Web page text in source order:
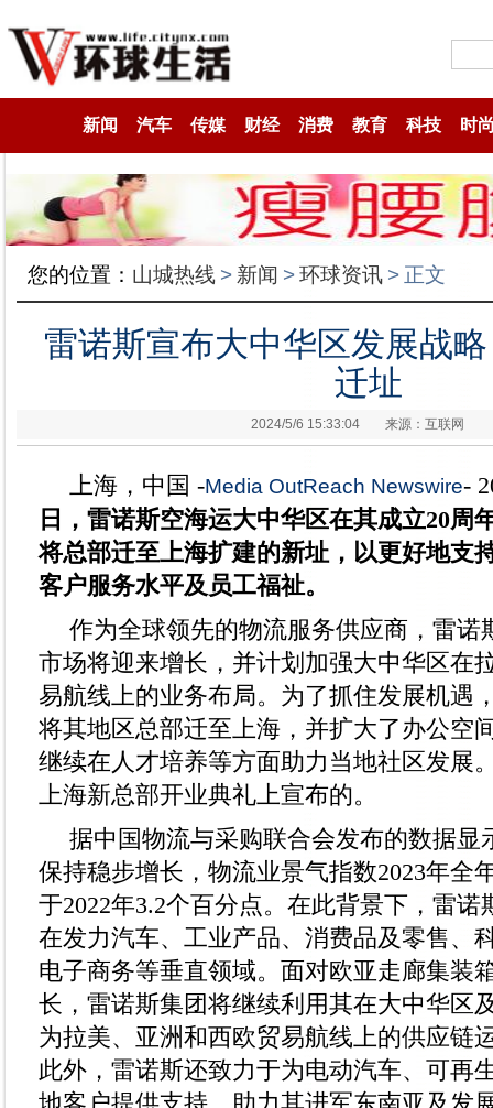
新闻 汽车 传媒 财经 消费 教育 科技 时
您的位置： 山城热线 > 新闻 >环球资讯 > 正文
雷诺斯宣布大中华区发展战
迁址
2024/5/6 15:33:04 来源：互联网
上海，中国 -Media OutReach Newswire-
日，雷诺斯空海运大中华区在其成立20周
将总部迁至上海扩建的新址，以更好地支
客户服务水平及员工福祉。
作为全球领先的物流服务供应商，雷诺
市场将迎来增长，并计划加强大中华区在
易航线上的业务布局。为了抓住发展机遇
将其地区总部迁至上海，并扩大了办公空
继续在人才培养等方面助力当地社区发展
上海新总部开业典礼上宣布的。
据中国物流与采购联合会发布的数据显
保持稳步增长，物流业景气指数2023年全
于2022年3.2个百分点。在此背景下，雷
在发力汽车、工业产品、消费品及零售、
电子商务等垂直领域。面对欧亚走廊集装
长，雷诺斯集团将继续利用其在大中华区
为拉美、亚洲和西欧贸易航线上的供应链
此外，雷诺斯还致力于为电动汽车、可再